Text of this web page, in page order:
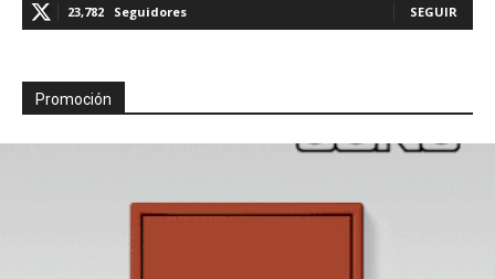
23,782 Seguidores SEGUIR
Promoción